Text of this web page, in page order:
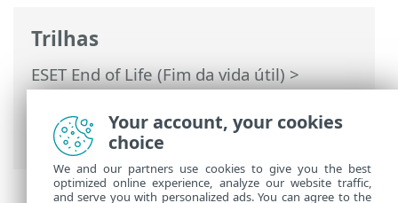
Trilhas
ESET End of Life (Fim da vida útil)>
Política de fim da vida útil para
domésticos & pequenos escritórios>
Introdução
Your account, your cookies
choice
We and our partners use cookies to give you the best
optimized online experience, analyze our website traffic,
and serve you with personalized ads. You can agree to the